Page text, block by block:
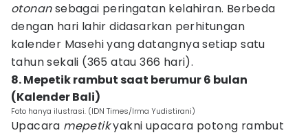
otonansebagai peringatan kelahiran. Berbeda
dengan hari lahir didasarkan perhitungan
kalender Masehi yang datangnya setiap satu
tahun sekali (365 atau 366 hari).
8. Mepetik rambut saat berumur 6 bulan
(Kalender Bali)
Foto hanya ilustrasi. (IDN Times/Irma Yudistirani)
Upacara mepetikyakni upacara potong rambut